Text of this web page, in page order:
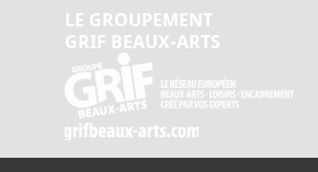
LE GROUPEMENT
GRIF BEAUX-ARTS